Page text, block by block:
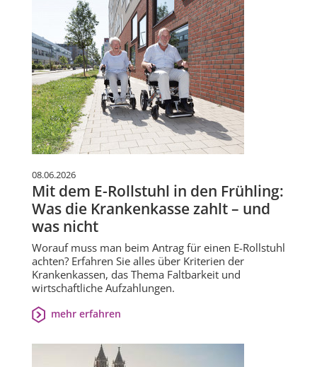
08.06.2026
Mit dem E-Rollstuhl in den Frühling:
Was die Krankenkasse zahlt – und
was nicht
Worauf muss man beim Antrag für einen E-Rollstuhl
achten? Erfahren Sie alles über Kriterien der
Krankenkassen, das Thema Faltbarkeit und
wirtschaftliche Aufzahlungen.
mehr erfahren